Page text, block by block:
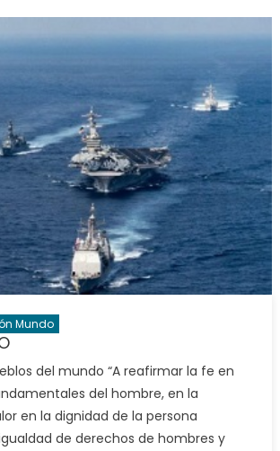
Mundo
del mundo “A reafirmar la fe en
del hombre, en la
en la dignidad de la persona
de derechos de hombres y